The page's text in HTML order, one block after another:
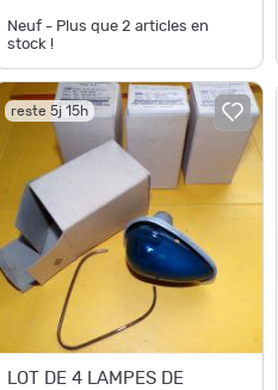
Neuf - Plus que 2 articles en
stock !
reste 5j 15h
LOT DE 4 LAMPES DE